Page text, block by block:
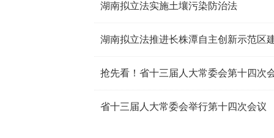
湖南拟立法实施土壤污染防治法
湖南拟立法推进长株潭自主创新示范区
抢先看！省十三届人大常委会第十四次
省十三届人大常委会举行第十四次会议